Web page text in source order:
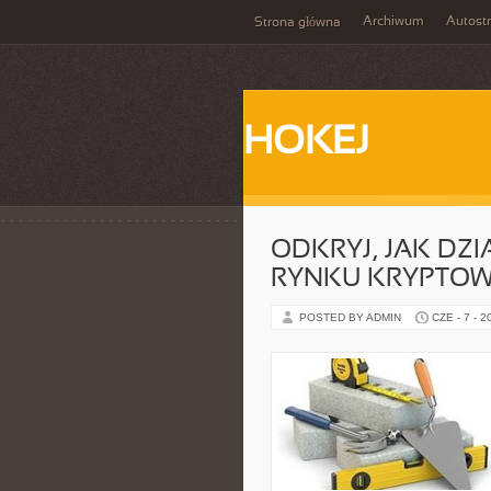
Strona główna Archiwum
HOKEJ
ODKRYJ, JAK
RYNKU
POSTED BY ADMIN CZE - 7 -